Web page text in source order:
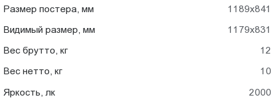
Размер постера, мм 1189x841
Видимый размер, мм 1179x831
Вес брутто, кг 12
Вес нетто, кг 10
Яркость, лк 2000